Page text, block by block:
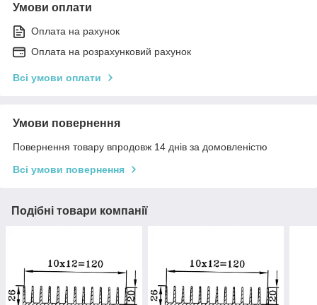
Умови оплати
Оплата на рахунок
Оплата на розрахунковий рахунок
Всі умови оплати
Умови повернення
Повернення товару впродовж 14 днів за домовленістю
Всі умови повернення
Подібні товари компанії